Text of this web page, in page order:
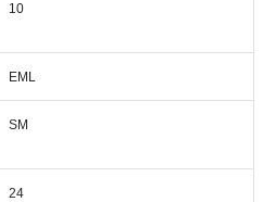
10
EML
SM
24